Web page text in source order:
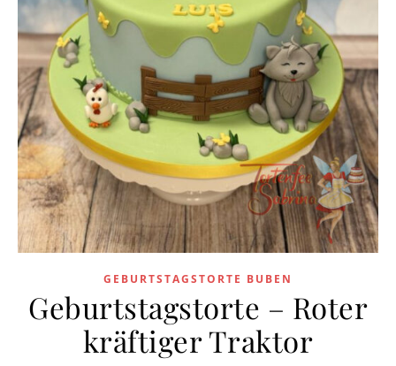
GEBURTSTAGSTORTE BUBEN
Geburtstagstorte – Roter
kräftiger Traktor